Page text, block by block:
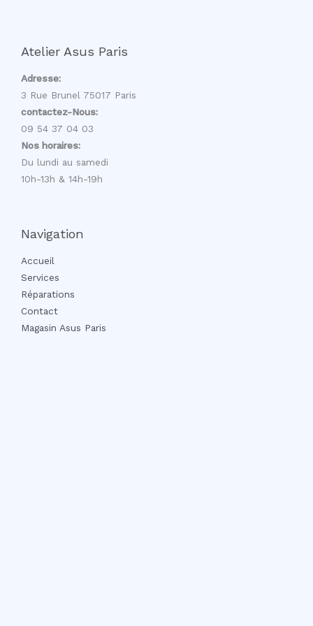
Atelier Asus Paris
Adresse:
3 Rue Brunel 75017 Paris
contactez-Nous:
09 54 37 04 03
Nos horaires:
Du lundi au samedi
10h-13h & 14h-19h
Navigation
Accueil
Services
Réparations
Contact
Magasin Asus Paris